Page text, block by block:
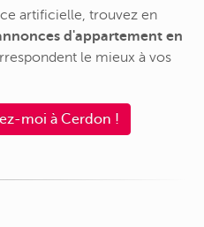
artificielle, trouvez en
d'appartement en
le mieux à vos
moi à Cerdon !